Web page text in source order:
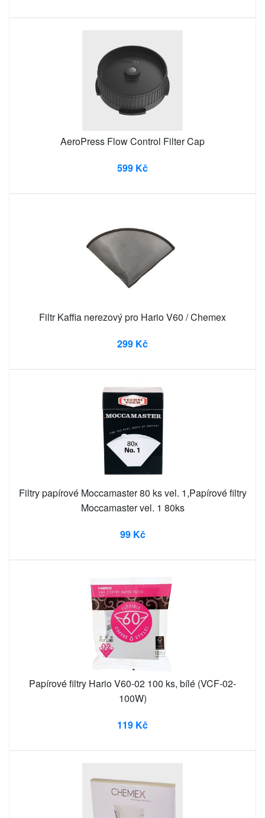
AeroPress Flow Control Filter Cap
599 Kč
Filtr Kaffia nerezový pro Hario V60 / Chemex
299 Kč
Filtry papírové Moccamaster 80 ks vel. 1,Papírové filtry
Moccamaster vel. 1 80ks
99 Kč
Papírové filtry Hario V60-02 100 ks, bílé (VCF-02-
100W)
119 Kč